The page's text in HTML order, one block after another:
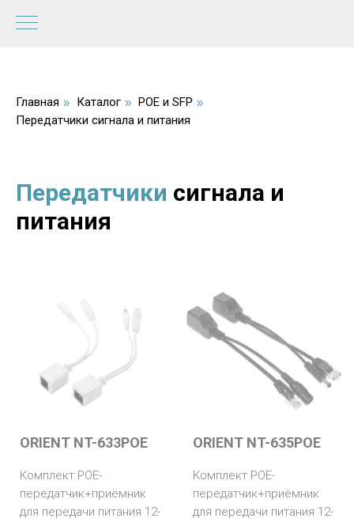
Главная » Каталог » POE и SFP »
Передатчики сигнала и питания
Передатчики сигнала и
питания
ORIENT NT-633POE
Комплект POE-
передатчик+приёмник
для передачи питания 12-
ORIENT NT-635POE
Комплект POE-
передатчик+приёмник
для передачи питания 12-